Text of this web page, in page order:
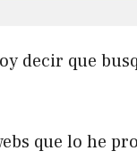
decir que
que lo he